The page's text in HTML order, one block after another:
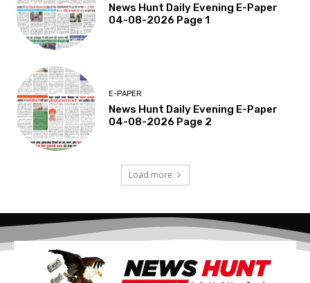
News Hunt Daily Evening E-Paper
04-08-2026 Page 1
E-PAPER
News Hunt Daily Evening E-Paper
04-08-2026 Page 2
Load more